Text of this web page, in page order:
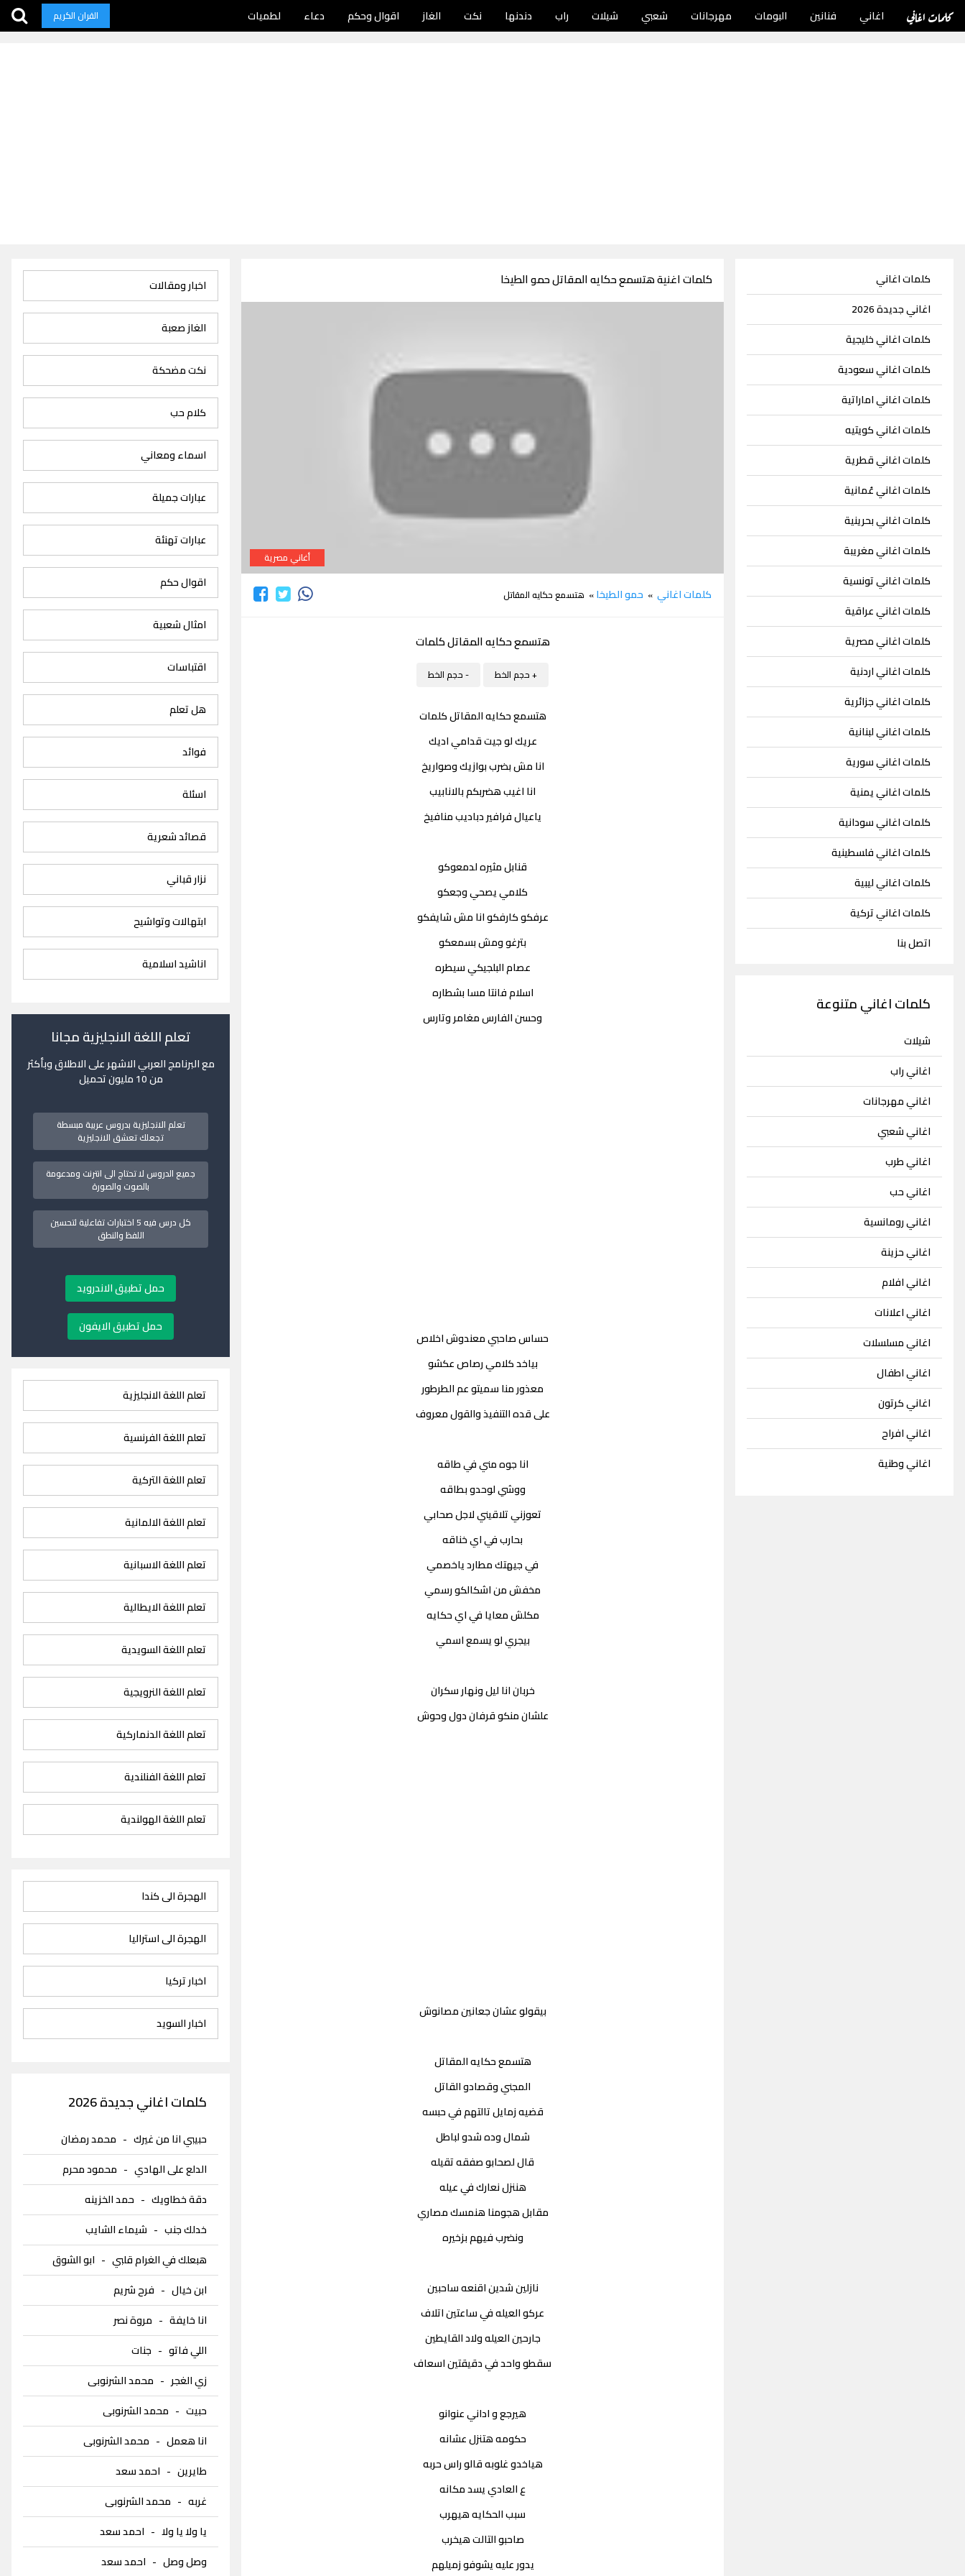
كلمات اغاني اغاني فنانين البومات مهرجانات شعبي شيلات راب دندنها نكت الغاز اقوال وحكم دعاء لطميات القران الكريم
كلمات اغاني
اغاني جديدة 2026
كلمات اغاني خليجية
كلمات اغاني سعودية
كلمات اغاني اماراتية
كلمات اغاني كويتيه
كلمات اغاني قطرية
كلمات اغاني عُمانية
كلمات اغاني بحرينية
كلمات اغاني مغريبة
كلمات اغاني تونسية
كلمات اغاني عراقية
كلمات اغاني مصرية
كلمات اغاني اردنية
كلمات اغاني جزائرية
كلمات اغاني لبنانية
كلمات اغاني سورية
كلمات اغاني يمنية
كلمات اغاني سودانية
كلمات اغاني فلسطينية
كلمات اغاني ليبية
كلمات اغاني تركية
اتصل بنا
كلمات اغاني متنوعة
شيلات
اغاني راب
اغاني مهرجانات
اغاني شعبي
اغاني طرب
اغاني حب
اغاني رومانسية
اغاني حزينة
اغاني افلام
اغاني اعلانات
اغاني مسلسلات
اغاني اطفال
اغاني كرتون
اغاني افراح
اغاني وطنية
كلمات اغنية هتسمع حكايه المقاتل حمو الطيخا
أغاني مصرية
كلمات اغاني » حمو الطيخا» هتسمع حكايه المقاتل
هتسمع حكايه المقاتل كلمات
+ حجم الخط - حجم الخط
هتسمع حكايه المقاتل كلمات
عريك لو جيت قدامي اديك
انا مش بضرب بوازيك وصواريخ
انا اغيب هضربكم بالانابيب
ياعيال فرافير دباديب منافيخ
قنابل مثيره لدمعوكو
كلامي يصحي وجعكو
عرفكو كارفكو انا مش شايفكو
بترغو ومش بسمعكو
عصام البلجيكي سيطره
اسلام فانتا مسا بشطاره
وحسن الفارس مغامر وتارس
حساس صاحبي معندوش اخلاص
بياخد كلامي رصاص عكشو
معذور منا سميتو عم الطرطور
على قده التنفيذ والقول معروف
انا جوه مني في طاقه
ووشي لوحدو بطاقه
تعوزني تلاقيني لاجل صحابي
بحارب في اي خناقه
في جيهتك مطارد ياخصمي
مخفش من اشكالكو رسمي
مكلش معايا في اي حكايه
بيجري لو يسمع اسمي
خربان انا ليل ونهار سكران
علشان منكو قرفان دول وحوش
بيقولو عشان جعانين مصانوش
هتسمع حكايه المقاتل
المجني وقصادو القاتل
قضيه زمايل تالتهم في حبسه
شمال وده شدو لباطل
قال لصحابو صفقه تقيله
هننزل نعارك في عيله
مقابل هجومنا هنمسك مصاري
ونضرب فيهم بزخيره
نازلين شدين اقنعه ساحبين
عركو العيله في ساعتين اتلاف
جارحين العيله ولاد القايطين
سقطو واحد في دقيقتين اسعاف
هيرجع و اداني عنوانو
حكومه هتنزل عشانه
هياخدو غلوبه قالو راس حربه
ع العادي يسد مكانه
سبب الحكايه هيهرب
صاحبو التالت هيخرب
يدور عليه يشوفو زميلهم
اخبار ومقالات
الغاز صعبة
نكت مضحكة
كلام حب
اسماء ومعاني
عبارات جميلة
عبارات تهنئة
اقوال حكم
امثال شعبية
اقتباسات
هل تعلم
فوائد
اسئلة
قصائد شعرية
نزار قباني
ابتهالات وتواشيح
اناشيد اسلامية
تعلم اللغة الانجليزية مجانا
مع البرنامج العربي الاشهر على الاطلاق وبأكثر
من 10 مليون تحميل
تعلم الانجليزية بدروس عربية مبسطة
تجعلك تعشق الانجليزية
جميع الدروس لا تحتاج الى انترنت ومدعومة
بالصوت والصورة
كل درس فيه 5 اختبارات تفاعلية لتحسين
اللفظ والنطق
حمل تطبيق الاندرويد
حمل تطبيق الايفون
تعلم اللغة الانجليزية
تعلم اللغة الفرنسية
تعلم اللغة التركية
تعلم اللغة الالمانية
تعلم اللغة الاسبانية
تعلم اللغة الايطالية
تعلم اللغة السويدية
تعلم اللغة النرويجية
تعلم اللغة الدنماركية
تعلم اللغة الفنلندية
تعلم اللغة الهولندية
الهجرة الى كندا
الهجرة الى استراليا
اخبار تركيا
اخبار السويد
كلمات اغاني جديدة 2026
حبيبي انا من غيرك- محمد رمضان
الدلع على الهادي- محمود محرم
دقة خطاويك- حمد الخزينه
خدلك جنب- شيماء الشايب
هبعلك في الغرام قلبي- ابو الشوق
ابن خيال- فرح شريم
انا خايفة- مروة نصر
اللي فاتو- جنات
زي الغجر - محمد الشرنوبى
حبيت- محمد الشرنوبى
انا هعمل- محمد الشرنوبى
طايرين- احمد سعد
غربه- محمد الشرنوبى
يا ولا يا ولا- احمد سعد
وصل وصل- احمد سعد